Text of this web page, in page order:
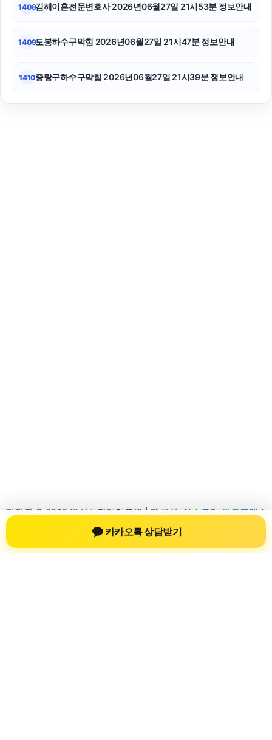
1408김해이혼전문변호사 2026년06월27일 21시53분 정보안내
1409도봉하수구막힘 2026년06월27일 21시47분 정보안내
1410중랑구하수구막힘 2026년06월27일 21시39분 정보안내
저작권 © 2026 💚신차장기렌트💚 | 제공처:
아스트라 워드프레스
테마
카카오톡 상담받기